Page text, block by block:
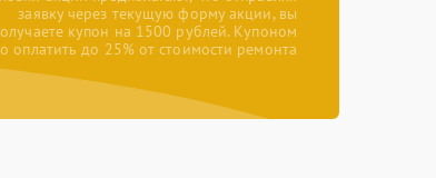
заявку через текущую форму акции, вы
купон на 1500 рублей. Купоном
оплатить до 25% от стоимости ремонта